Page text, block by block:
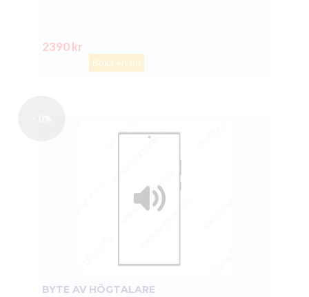
2390 kr
Boka en tid
BYTE AV HÖGTALARE